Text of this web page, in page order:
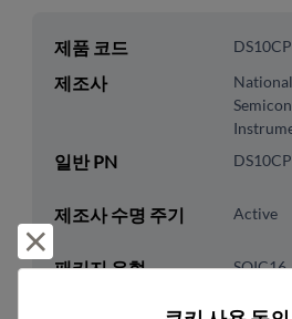
제품 코드
제조사
National
일반 PN
제조사 수명 주기 Active
패키지 유형 SOIC16